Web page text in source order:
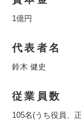
1億円
代表者名
鈴木 健史
従業員数
105名(うち役員、